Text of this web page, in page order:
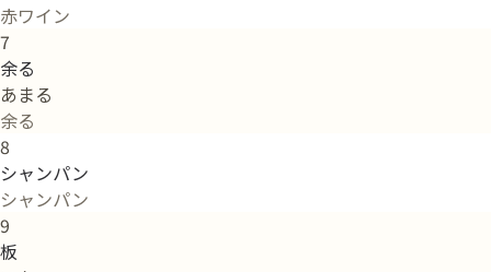
赤ワイン
7
余る
あまる
余る
8
シャンパン
シャンパン
9
板